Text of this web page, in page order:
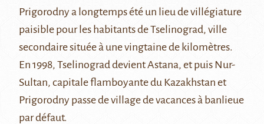
Prigorodnya longtemps été un lieu de villégiature
paisible pour les habitants de Tselinograd, ville
secondaire située à une vingtaine de kilomètres.
En 1998, Tselinograd devient Astana, et puis Nur-
Sultan, capitale flamboyante du Kazakhstan et
Prigorodny passe de village de vacances à banlieue
par défaut.